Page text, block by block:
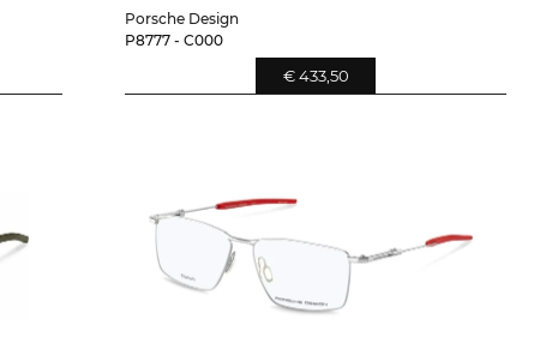
Porsche Design
P8777 - C000
€ 433,50